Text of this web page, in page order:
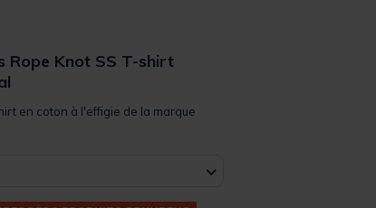
Rope Knot SS T-shirt
en coton à l'effigie de la marque